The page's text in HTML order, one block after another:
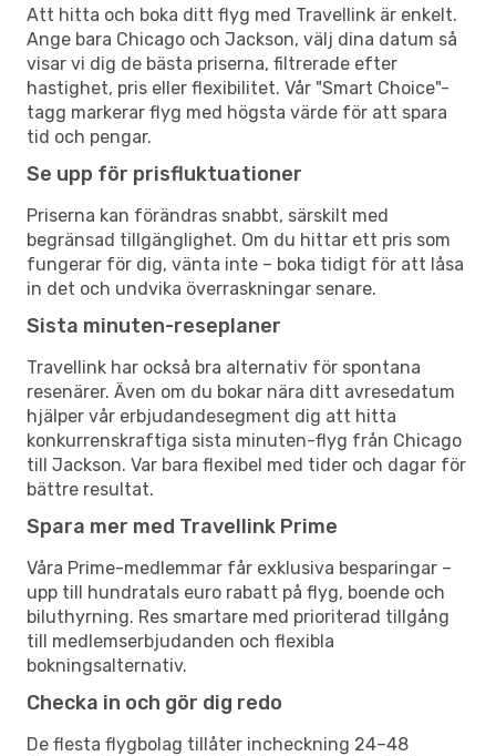
Att hitta och boka ditt flyg med Travellink är enkelt.
Ange bara Chicago och Jackson, välj dina datum så
visar vi dig de bästa priserna, filtrerade efter
hastighet, pris eller flexibilitet. Vår "Smart Choice"-
tagg markerar flyg med högsta värde för att spara
tid och pengar.
Se upp för prisfluktuationer
Priserna kan förändras snabbt, särskilt med
begränsad tillgänglighet. Om du hittar ett pris som
fungerar för dig, vänta inte – boka tidigt för att låsa
in det och undvika överraskningar senare.
Sista minuten-reseplaner
Travellink har också bra alternativ för spontana
resenärer. Även om du bokar nära ditt avresedatum
hjälper vår erbjudandesegment dig att hitta
konkurrenskraftiga sista minuten-flyg från Chicago
till Jackson. Var bara flexibel med tider och dagar för
bättre resultat.
Spara mer med Travellink Prime
Våra Prime-medlemmar får exklusiva besparingar –
upp till hundratals euro rabatt på flyg, boende och
biluthyrning. Res smartare med prioriterad tillgång
till medlemserbjudanden och flexibla
bokningsalternativ.
Checka in och gör dig redo
De flesta flygbolag tillåter incheckning 24–48